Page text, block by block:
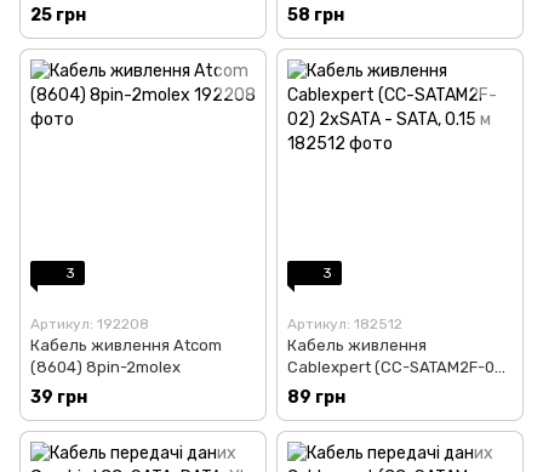
25 грн 58 грн
3
Артикул: 192208
Кабель живлення Atcom
(8604) 8pin-2molex
39 грн
3
Артикул: 182512
Кабель живлення
Cablexpert (CC-SATAM2F-02)
2хSATA - SATA, 0.15 м
89 грн